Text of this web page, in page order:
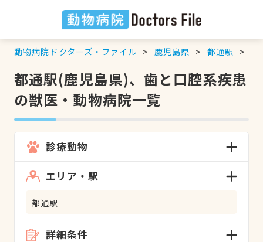
動物病院ドクターズ・ファイル 鹿児島県 都通駅
都通駅(鹿児島県)、歯と口腔系疾患
の獣医・動物病院一覧
診療動物
エリア・駅
都通駅
詳細条件